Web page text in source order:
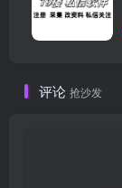
评论 抢沙发